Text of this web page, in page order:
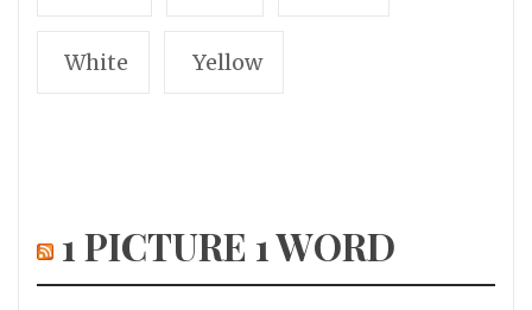
White Yellow
1 PICTURE 1 WORD